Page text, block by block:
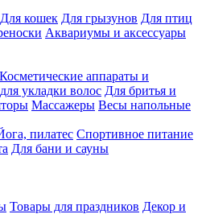
Для кошек Для грызунов Для птиц
Аквариумы и аксессуары
Косметические аппараты и
укладки волос Для бритья и
Массажеры Весы напольные
пилатес Спортивное питание
Для бани и сауны
Товары для праздников Декор и